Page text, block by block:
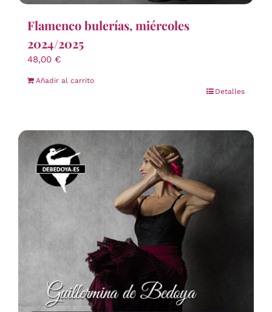
Flamenco bulerías, miércoles
2024/2025
48,00 €
Añadir al carrito
Detalles